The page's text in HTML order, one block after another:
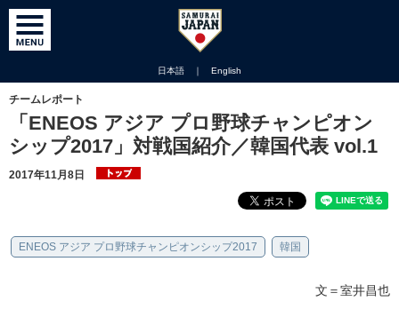
日本語 ｜ English
チームレポート
「ENEOS アジア プロ野球チャンピオン
シップ2017」対戦国紹介／韓国代表 vol.1
2017年11月8日
ENEOS アジア プロ野球チャンピオンシップ2017 韓国
文＝室井昌也